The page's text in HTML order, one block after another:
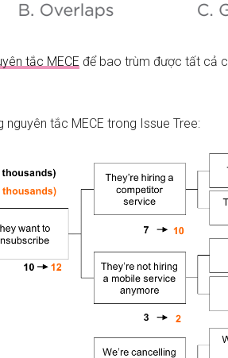
tắc MECE để bao trùm được tất cả
tắc MECE trong Issue Tree: